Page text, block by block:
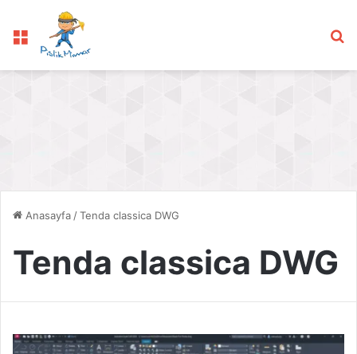
Menü
Anasayfa /Tenda classica DWG
Tenda classica DWG